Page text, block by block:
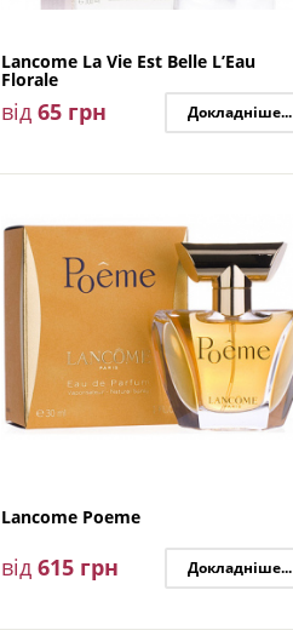
Lancome La Vie Est Belle L’Eau
Florale
від 65 грн Докладніше...
Lancome Poeme
від 615 грн Докладніше...